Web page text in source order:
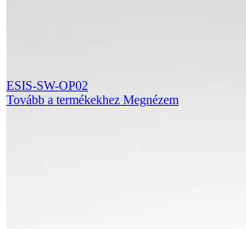
ESIS-SW-OP02
Tovább a termékekhez Megnézem